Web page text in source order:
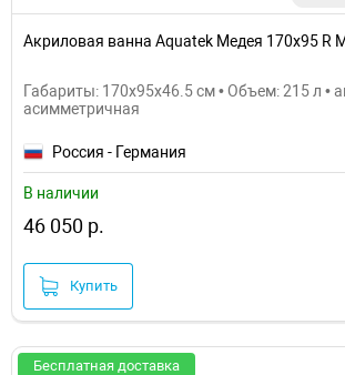
Акриловая ванна Aquatek Медея 170x95 R
Габариты: 170x95x46.5 см • Объем: 215 л •
асимметричная
Россия - Германия
В наличии
46 050 р.
Купить
Бесплатная доставка